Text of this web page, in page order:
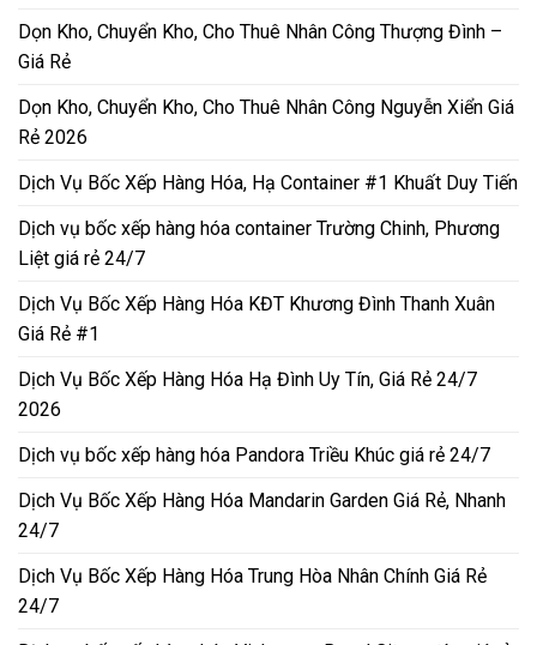
Dọn Kho, Chuyển Kho, Cho Thuê Nhân Công Thượng Đình –
Giá Rẻ
Dọn Kho, Chuyển Kho, Cho Thuê Nhân Công Nguyễn Xiển Giá
Rẻ 2026
Dịch Vụ Bốc Xếp Hàng Hóa, Hạ Container #1 Khuất Duy Tiến
Dịch vụ bốc xếp hàng hóa container Trường Chinh, Phương
Liệt giá rẻ 24/7
Dịch Vụ Bốc Xếp Hàng Hóa KĐT Khương Đình Thanh Xuân
Giá Rẻ #1
Dịch Vụ Bốc Xếp Hàng Hóa Hạ Đình Uy Tín, Giá Rẻ 24/7
2026
Dịch vụ bốc xếp hàng hóa Pandora Triều Khúc giá rẻ 24/7
Dịch Vụ Bốc Xếp Hàng Hóa Mandarin Garden Giá Rẻ, Nhanh
24/7
Dịch Vụ Bốc Xếp Hàng Hóa Trung Hòa Nhân Chính Giá Rẻ
24/7